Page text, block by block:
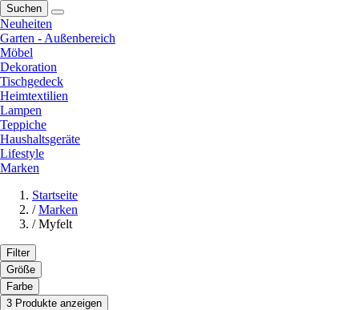
Suchen
Neuheiten
Garten - Außenbereich
Möbel
Dekoration
Tischgedeck
Heimtextilien
Lampen
Teppiche
Haushaltsgeräte
Lifestyle
Marken
Startseite
/ Marken
/ Myfelt
Filter
Größe
Farbe
3 Produkte anzeigen